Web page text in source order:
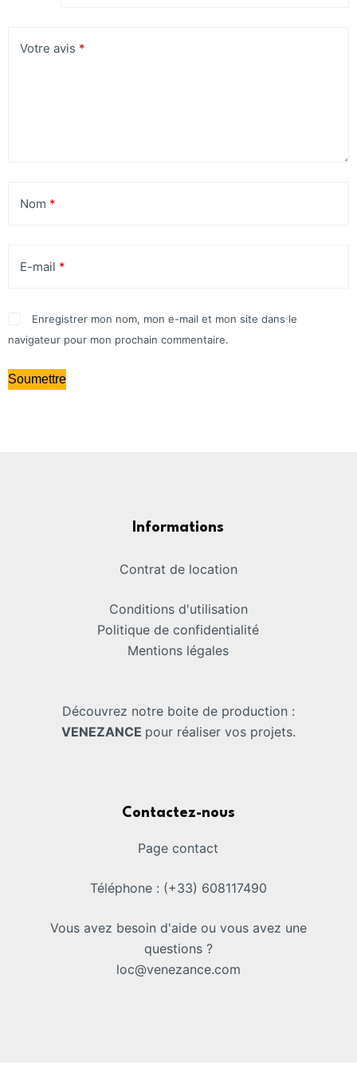
Votre avis *
Nom *
E-mail *
Enregistrer mon nom, mon e-mail et mon site dans le
navigateur pour mon prochain commentaire.
Soumettre
Informations
Contrat de location
Conditions d'utilisation
Politique de confidentialité
Mentions légales
Découvrez notre boite de production :
VENEZANCE pour réaliser vos projets.
Contactez-nous
Page contact
Téléphone : (+33) 608117490
Vous avez besoin d'aide ou vous avez une
questions ?
loc@venezance.com